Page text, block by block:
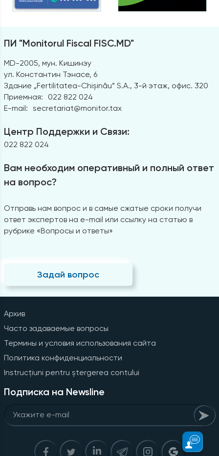
ПИ "Monitorul Fiscal FISC.MD"
MD-2005, мун. Кишинэу
ул. Константин Тэнасе, 6
Здание „Fertilitatea-Chișinău” S.A., 3-й этаж, офис. 320
Приемная:
022 822 024
E-mail: secretariat@monitor.tax
Центр Поддержки и Связи:
022 822 024
Вам необходим оперативный и полный ответ
на вопрос?
Отправь нам вопрос и в самые сжатые сроки получи
ответ экспертов на e-mail или ссылку на статью в
рубрике «Вопросы и ответы»
Задай вопрос
Архив
Часто задаваемые вопросы
Термины и условия использования сайта
Политика конфиденциальности
Instrucțiuni pentru ștergerea contului
Подписка на Newsline